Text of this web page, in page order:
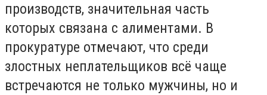
производств, значительная часть
которых связана с алиментами. В
прокуратуре отмечают, что среди
злостных неплательщиков всё чаще
встречаются не только мужчины, но и